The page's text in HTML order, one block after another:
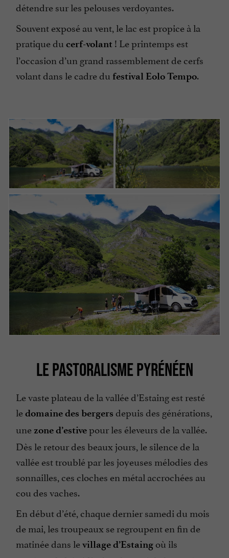
détendre sur les pelouses verdoyantes.
Souvent exposé au vent, le lac est propice à la
pratiquedu cerf-volant ! Le printemps est
l’occasion d’un grand rassemblement de cerfs
volant dans le cadre du festival Eolo Tempo.
LE PASTORALISME PYRÉNÉEN
Le vaste plateau de la vallée d’Estaing est resté
ledomaine des bergers depuis des générations,
une zone d’estivepour les éleveurs de la vallée.
Dès le retour des beaux jours, le silence de la
vallée est troublé par les joyeuses mélodies des
sonnailles, ces cloches en métal accrochées au
cou des vaches.
En début d’été, chaque dernier samedi du mois
de mai, les troupeaux se regroupent en fin de
matinée dans levillage d’Estaing où ils